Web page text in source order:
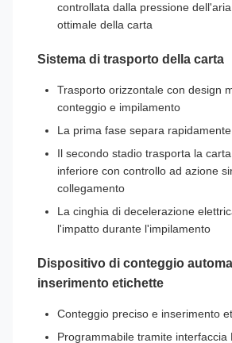
controllata dalla pressione
ottimale della carta
Sistema di trasporto della carta
Trasporto orizzontale con design
conteggio e impilamento
La prima fase separa
Il secondo stadio trasporta la
inferiore con controllo ad azione
collegamento
La cinghia di decelerazione
l'impatto durante l'impilamento
Dispositivo di conteggio
inserimento etichette
Conteggio preciso e inserimento
Programmabile tramite interfaccia